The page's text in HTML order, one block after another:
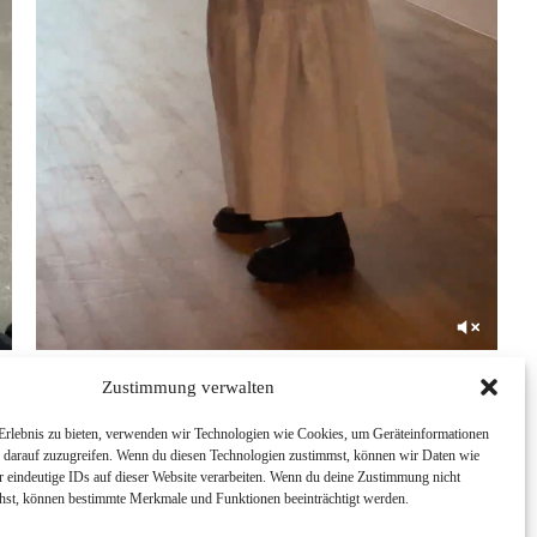
Zustimmung verwalten
zu bieten, verwenden wir Technologien wie Cookies, um Geräteinformationen
zuzugreifen. Wenn du diesen Technologien zustimmst, können wir Daten wie
eindeutige IDs auf dieser Website verarbeiten. Wenn du deine Zustimmung nicht
können bestimmte Merkmale und Funktionen beeinträchtigt werden.